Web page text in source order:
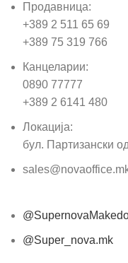
Продавница:
+389 2 511 65 69
+389 75 319 766
Канцеларии:
0890 77777
+389 2 6141 480
Локација:
бул. Партизански
@Super_nova.mk